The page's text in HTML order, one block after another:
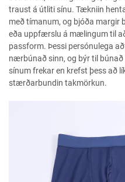
traust á útliti sínu. Tækniin
með tímanum, og bjóða
eða uppfærslu á mælingum til
passform. Þessi persónulega
nærbúnað sinn, og býr til
sínum frekar en krefst þess að
stærðarbundin takmörkun.